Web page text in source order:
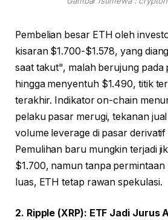
Pembelian besar ETH oleh
kisaran $1.700-$1.578, yang
saat takut", malah berujung
hingga menyentuh $1.490, titik
terakhir. Indikator on-chain
pelaku pasar merugi, tekanan
volume leverage di pasar derivatif
Pemulihan baru mungkin terjadi
$1.700, namun tanpa permintaan
luas, ETH tetap rawan spekulasi.
2. Ripple (XRP): ETF Jadi Jurus